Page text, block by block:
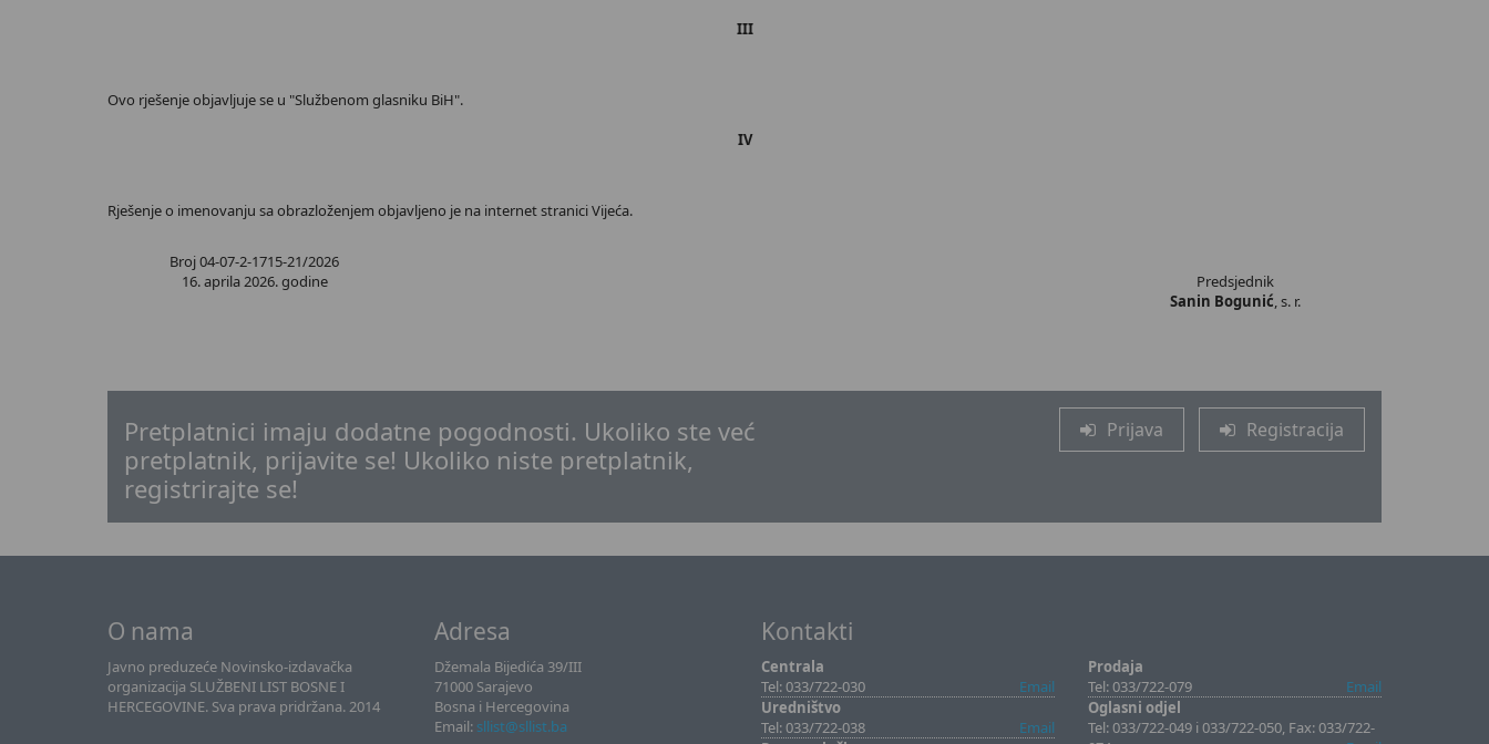
III
Ovo rješenje objavljuje se u "Službenom glasniku BiH".
IV
Rješenje o imenovanju sa obrazloženjem objavljeno je na internet stranici Vijeća.
Broj 04-07-2-1715-21/2026
16. aprila 2026. godine
Predsjednik
Sanin Bogunić, s. r.
Pretplatnici imaju dodatne pogodnosti. Ukoliko ste već
pretplatnik, prijavite se! Ukoliko niste pretplatnik,
registrirajte se!
Prijava Registracija
O nama
Javno preduzeće Novinsko-izdavačka
organizacija SLUŽBENI LIST BOSNE I
HERCEGOVINE. Sva prava pridržana. 2014
Adresa
Džemala Bijedića 39/III
71000 Sarajevo
Bosna i Hercegovina
Email: sllist@sllist.ba
Kontakti
Centrala
Tel: 033/722-030
Email
Uredništvo
Tel: 033/722-038
Email
Prodaja
Tel: 033/722-079
Email
Oglasni odjel
Tel: 033/722-049 i 033/722-050, Fax: 033/722-